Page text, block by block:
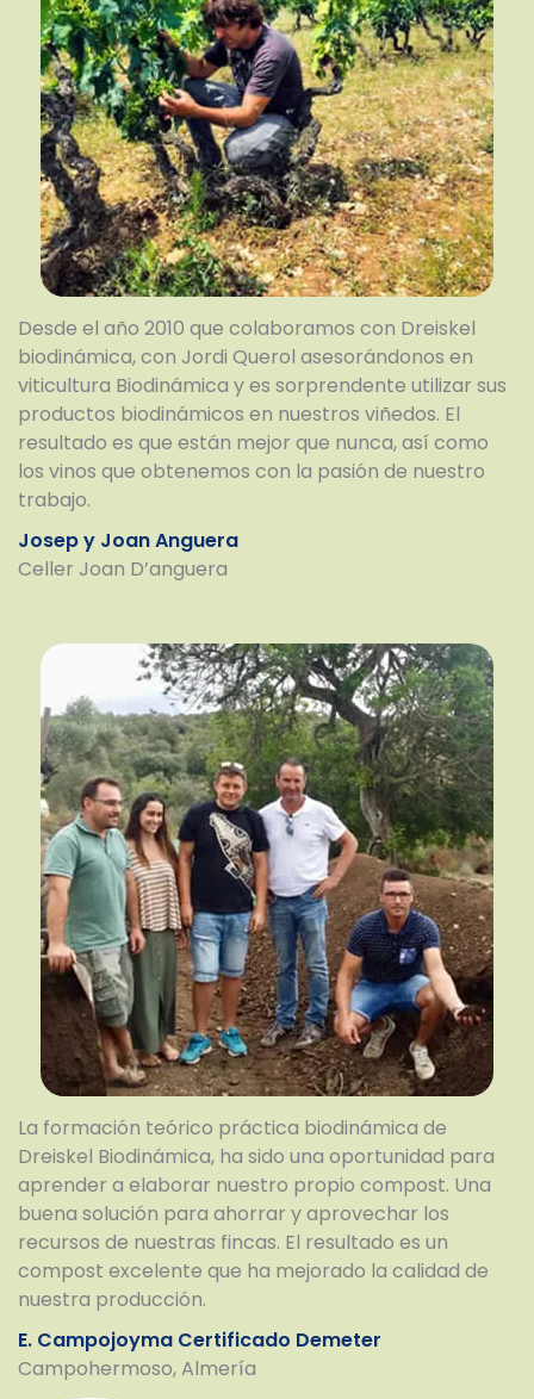
Desde el año 2010 que colaboramos con Dreiskel
biodinámica, con Jordi Querol asesorándonos en
viticultura Biodinámica y es sorprendente utilizar sus
productos biodinámicos en nuestros viñedos. El
resultado es que están mejor que nunca, así como
los vinos que obtenemos con la pasión de nuestro
trabajo.
Josep y Joan Anguera
Celler Joan D’anguera
La formación teórico práctica biodinámica de
Dreiskel Biodinámica, ha sido una oportunidad para
aprender a elaborar nuestro propio compost. Una
buena solución para ahorrar y aprovechar los
recursos de nuestras fincas. El resultado es un
compost excelente que ha mejorado la calidad de
nuestra producción.
E. Campojoyma Certificado Demeter
Campohermoso, Almería